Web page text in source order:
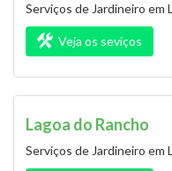
Serviços de Jardineiro em
Veja os seviços
Lagoa do Rancho
Serviços de Jardineiro em